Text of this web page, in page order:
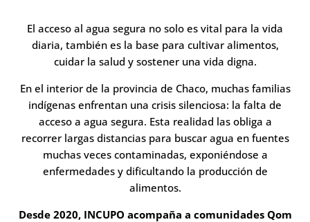
El acceso al agua segura no solo es vital para la vida
diaria, también es la base para cultivar alimentos,
cuidar la salud y sostener una vida digna.
En el interior de la provincia de Chaco, muchas familias
indígenas enfrentan una crisis silenciosa: la falta de
acceso a agua segura. Esta realidad las obliga a
recorrer largas distancias para buscar agua en fuentes
muchas veces contaminadas, exponiéndose a
enfermedades y dificultando la producción de
alimentos.
Desde 2020, INCUPO acompaña a comunidades Qom